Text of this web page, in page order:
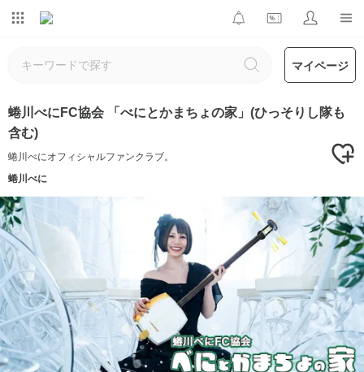
マイページ
蜷川べにFC協会 「べにとかまちょの家」(ひっそりし隊も
含む)
蜷川べにオフィシャルファンクラブ。
蜷川べに